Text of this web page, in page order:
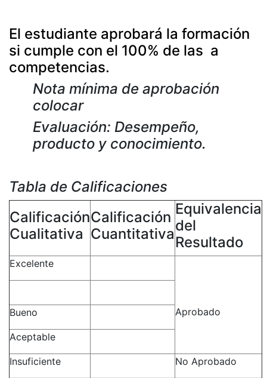
El estudiante aprobará la formación
si cumple con el 100% de las a
competencias.
Nota mínima de aprobación
colocar
Evaluación: Desempeño,
producto y conocimiento.
Tabla de Calificaciones
Calificación
Cualitativa
Calificación
Cuantitativa
Equivalencia
del
Resultado
Excelente
Aprobado
Bueno
Aceptable
Insuficiente No Aprobado